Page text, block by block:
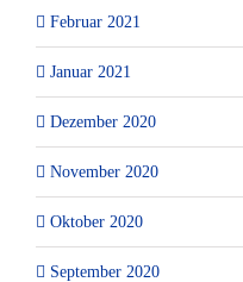
Februar 2021
Januar 2021
Dezember 2020
November 2020
Oktober 2020
September 2020